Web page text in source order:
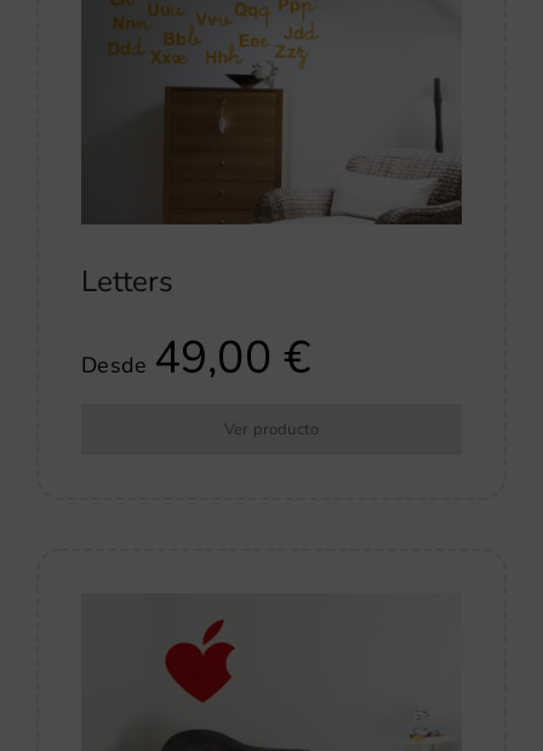
Letters
Desde 49,00€
Ver producto